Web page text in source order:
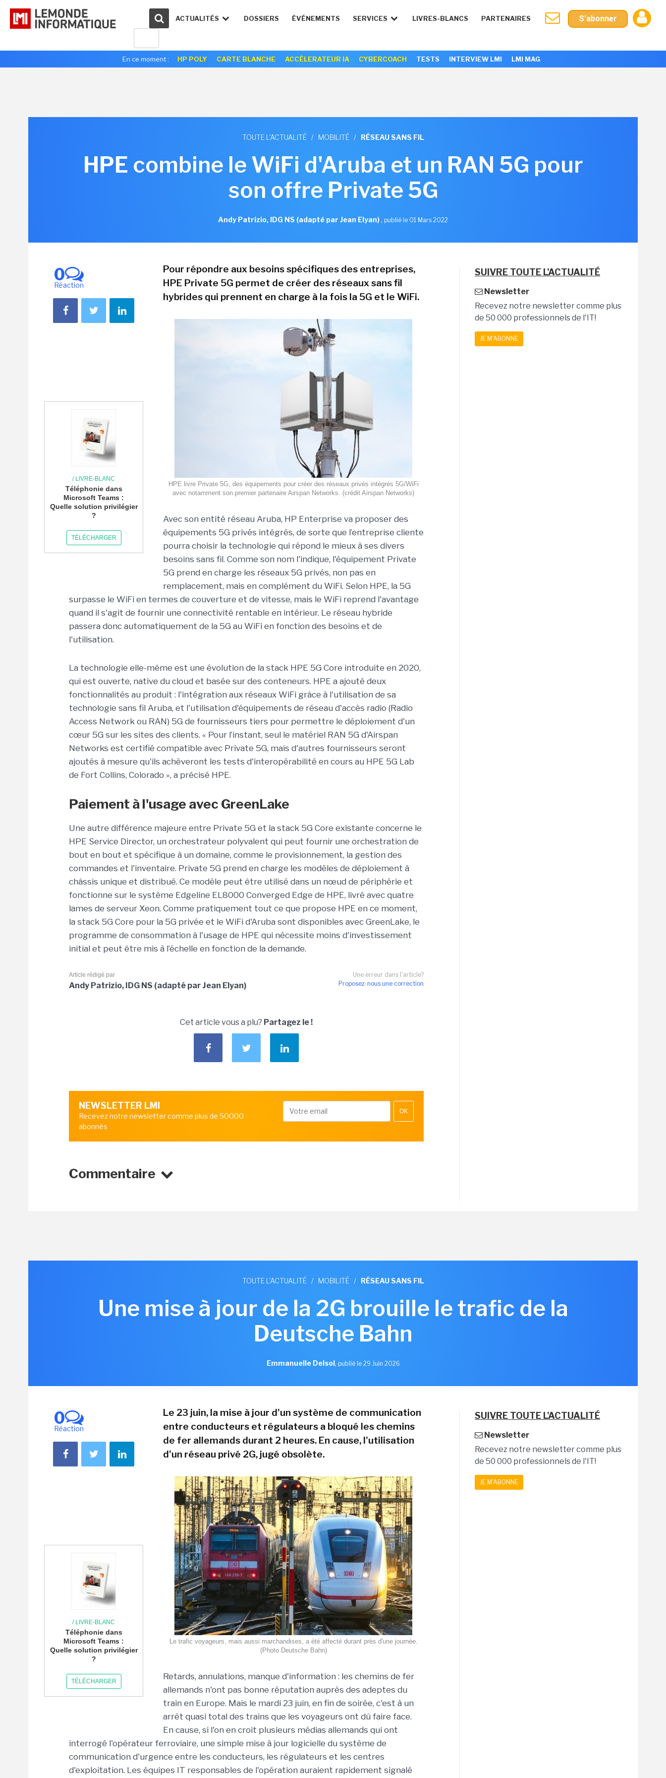
ACTUALITÉS DOSSIERS ÉVÉNEMENTS SERVICES LIVRES-BLANCS PARTENAIRES S'abonner
En ce moment : HP POLY CARTE BLANCHE ACCÉLERATEUR IA CYBERCOACH TESTS INTERVIEW LMI LMI MAG
TOUTE L'ACTUALITÉ / MOBILITÉ / RÉSEAU SANS FIL
HPE combine le WiFi d'Aruba et un RAN 5G pour
son offre Private 5G
Andy Patrizio, IDG NS (adapté par Jean Elyan), publié le 01 Mars 2022
0
Réaction
/ LIVRE-BLANC
Téléphonie dans
Microsoft Teams :
Quelle solution privilégier
?
TÉLÉCHARGER
Pour répondre aux besoins spécifiques des entreprises,
HPE Private 5G permet de créer des réseaux sans fil
hybrides qui prennent en charge à la fois la 5G et le WiFi.
HPE livre Private 5G, des équipements pour créer des réseaux privés intégrés 5G/WiFi
avec notamment son premier partenaire Airspan Networks. (crédit Airspan Networks)
Avec son entité réseau Aruba, HP Enterprise va proposer des
équipements 5G privés intégrés, de sorte que l’entreprise cliente
pourra choisir la technologie qui répond le mieux à ses divers
besoins sans fil. Comme son nom l'indique, l'équipement Private
5G prend en charge les réseaux 5G privés, non pas en
remplacement, mais en complément du WiFi. Selon HPE, la 5G
surpasse le WiFi en termes de couverture et de vitesse, mais le WiFi reprend l'avantage
quand il s'agit de fournir une connectivité rentable en intérieur. Le réseau hybride
passera donc automatiquement de la 5G au WiFi en fonction des besoins et de
l'utilisation.
La technologie elle-même est une évolution de la stack HPE 5G Core introduite en 2020,
qui est ouverte, native du cloud et basée sur des conteneurs. HPE a ajouté deux
fonctionnalités au produit : l'intégration aux réseaux WiFi grâce à l'utilisation de sa
technologie sans fil Aruba, et l'utilisation d'équipements de réseau d'accès radio (Radio
Access Network ou RAN) 5G de fournisseurs tiers pour permettre le déploiement d'un
cœur 5G sur les sites des clients. « Pour l’instant, seul le matériel RAN 5G d'Airspan
Networks est certifié compatible avec Private 5G, mais d'autres fournisseurs seront
ajoutés à mesure qu'ils achèveront les tests d'interopérabilité en cours au HPE 5G Lab
de Fort Collins, Colorado », a précisé HPE.
Paiement à l'usage avec GreenLake
Une autre différence majeure entre Private 5G et la stack 5G Core existante concerne le
HPE Service Director, un orchestrateur polyvalent qui peut fournir une orchestration de
bout en bout et spécifique à un domaine, comme le provisionnement, la gestion des
commandes et l'inventaire. Private 5G prend en charge les modèles de déploiement à
châssis unique et distribué. Ce modèle peut être utilisé dans un nœud de périphérie et
fonctionne sur le système Edgeline EL8000 Converged Edge de HPE, livré avec quatre
lames de serveur Xeon. Comme pratiquement tout ce que propose HPE en ce moment,
la stack 5G Core pour la 5G privée et le WiFi d'Aruba sont disponibles avec GreenLake, le
programme de consommation à l'usage de HPE qui nécessite moins d'investissement
initial et peut être mis à l’échelle en fonction de la demande.
Une erreur dans l'article?
Proposez-nous une correction
Article rédigé par
Andy Patrizio, IDG NS (adapté par Jean Elyan)
Cet article vous a plu? Partagez le !
NEWSLETTER LMI
Recevez notre newsletter comme plus de 50000
abonnés
OK
Commentaire
SUIVRE TOUTE L'ACTUALITÉ
Newsletter
Recevez notre newsletter comme plus
de 50 000 professionnels de l'IT!
JE M'ABONNE
TOUTE L'ACTUALITÉ / MOBILITÉ / RÉSEAU SANS FIL
Une mise à jour de la 2G brouille le trafic de la
Deutsche Bahn
Emmanuelle Delsol, publié le 29 Juin 2026
0
Réaction
/ LIVRE-BLANC
Téléphonie dans
Microsoft Teams :
Quelle solution privilégier
?
TÉLÉCHARGER
Le 23 juin, la mise à jour d'un système de communication
entre conducteurs et régulateurs a bloqué les chemins
de fer allemands durant 2 heures. En cause, l'utilisation
d'un réseau privé 2G, jugé obsolète.
Le trafic voyageurs, mais aussi marchandises, a été affecté durant près d'une journée.
(Photo Deutsche Bahn)
Retards, annulations, manque d'information : les chemins de fer
allemands n'ont pas bonne réputation auprès des adeptes du
train en Europe. Mais le mardi 23 juin, en fin de soirée, c'est à un
arrêt quasi total des trains que les voyageurs ont dû faire face.
En cause, si l'on en croit plusieurs médias allemands qui ont
interrogé l'opérateur ferroviaire, une simple mise à jour logicielle du système de
communication d'urgence entre les conducteurs, les régulateurs et les centres
d'exploitation. Les équipes IT responsables de l'opération auraient rapidement signalé
SUIVRE TOUTE L'ACTUALITÉ
Newsletter
Recevez notre newsletter comme plus
de 50 000 professionnels de l'IT!
JE M'ABONNE